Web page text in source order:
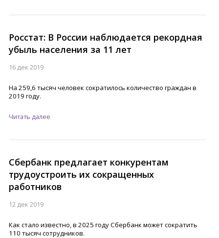
Росстат: В России наблюдается рекордная
убыль населения за 11 лет
16 дек 2019
На 259,6 тысяч человек сократилось количество граждан в
2019 году.
Читать далее
Сбербанк предлагает конкурентам
трудоустроить их сокращенных
работников
12 дек 2019
Как стало известно, в 2025 году Сбербанк может сократить
110 тысяч сотрудников.